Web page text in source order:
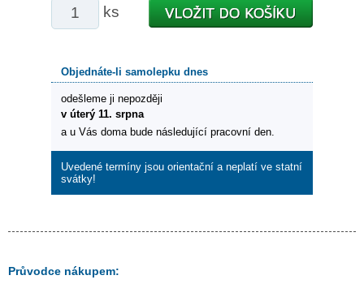
ks
Objednáte-li samolepku dnes
odešleme ji nepozději
v úterý 11. srpna
a u Vás doma bude následující pracovní den.
Uvedené termíny jsou orientační a neplatí ve statní
svátky!
Průvodce nákupem: